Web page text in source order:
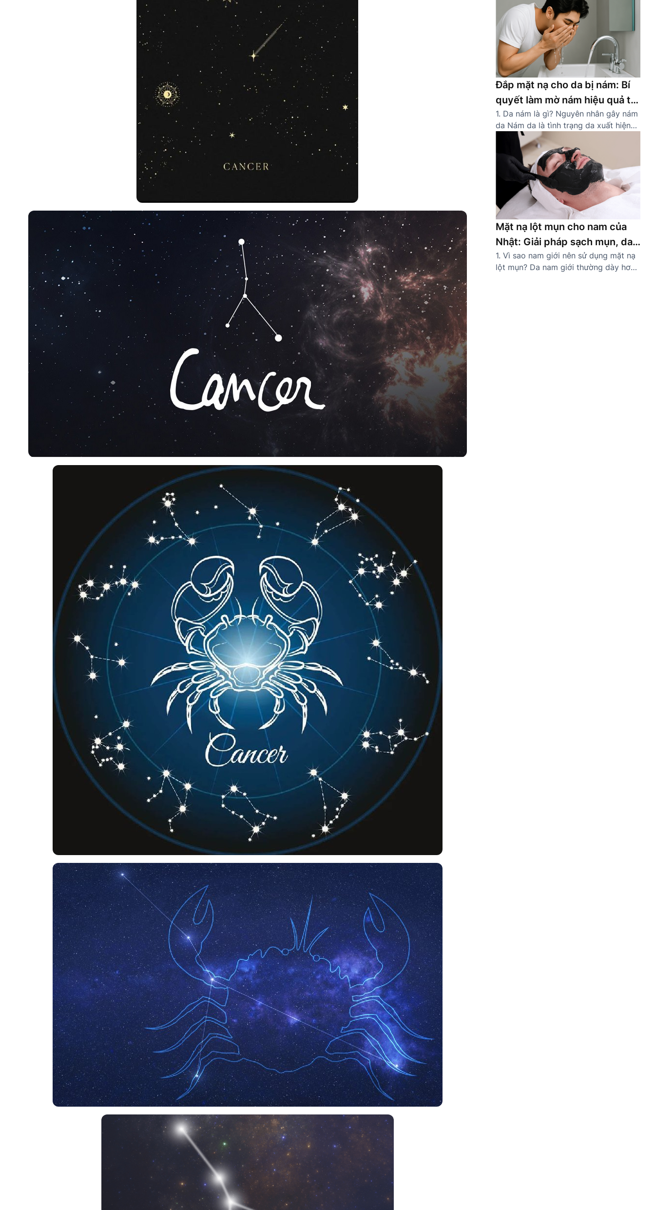
nhận thức được tầm quan trọng của
việc sở hữu một làn da khỏe mạnh,
sạch sẽ. Một quy trình chăm sóc da
cho nam đúng cách không chỉ giúp cải
thiện […]
Đắp mặt nạ cho da bị nám: Bí
quyết làm mờ nám hiệu quả tại
nhà
1. Da nám là gì? Nguyên nhân gây nám
da Nám da là tình trạng da xuất hiện
các đốm hoặc mảng màu nâu sẫm do
sự gia tăng bất thường của sắc tố
melanin. Thường gặp ở các khu vực dễ
tiếp xúc ánh nắng như gò má, trán,
mũi, quanh miệng, nám khiến […]
Mặt nạ lột mụn cho nam của
Nhật: Giải pháp sạch mụn, da
khỏe tự tin
1. Vì sao nam giới nên sử dụng mặt nạ
lột mụn? Da nam giới thường dày hơn